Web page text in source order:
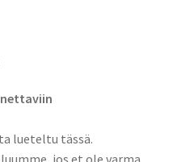
lueteltu tässä.